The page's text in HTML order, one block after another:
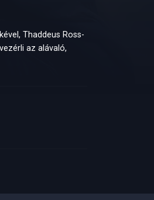
Thaddeus Ross-
az alávaló,